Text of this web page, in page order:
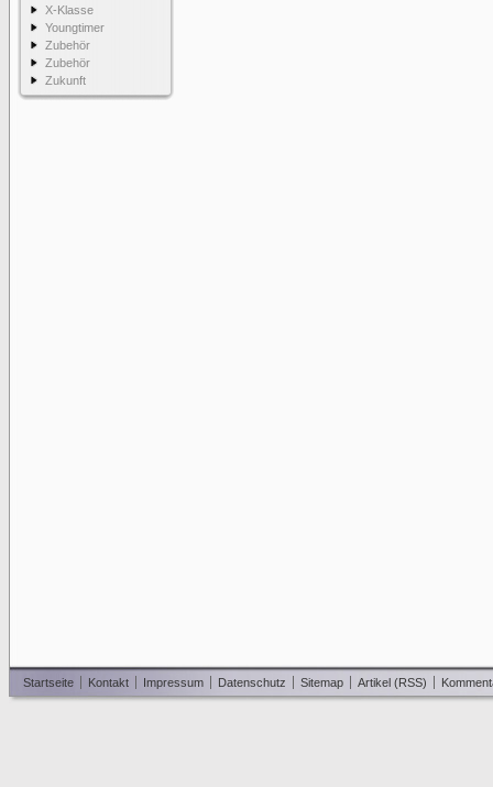
X-Klasse
Youngtimer
Zubehör
Zubehör
Zukunft
Startseite Kontakt Impressum Datenschutz Sitemap Artikel (RSS)